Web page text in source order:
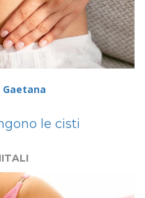
le cisti